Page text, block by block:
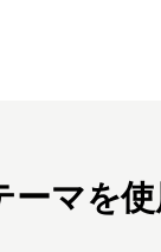
ーマを